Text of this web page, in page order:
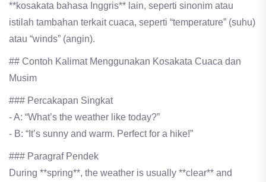
**kosakata bahasa Inggris** lain, seperti sinonim atau
istilah tambahan terkait cuaca, seperti “temperature” (suhu)
atau “winds” (angin).
## Contoh Kalimat Menggunakan Kosakata Cuaca dan
Musim
### Percakapan Singkat
- A: “What’s the weather like today?”
- B: “It’s sunny and warm. Perfect for a hike!”
### Paragraf Pendek
During **spring**, the weather is usually **clear** and